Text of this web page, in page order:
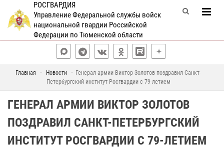
РОСГВАРДИЯ
Управление Федеральной службы войск
национальной гвардии Российской
Федерации по Тюменской области
Главная Новости
Генерал армии Виктор Золотов поздравил Санкт-
Петербургский институт Росгвардии с 79-летием
ГЕНЕРАЛ АРМИИ ВИКТОР ЗОЛОТОВ
ПОЗДРАВИЛ САНКТ-ПЕТЕРБУРГСКИЙ
ИНСТИТУТ РОСГВАРДИИ С 79-ЛЕТИЕМ